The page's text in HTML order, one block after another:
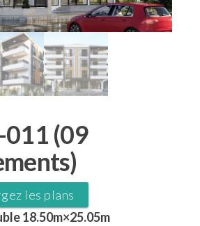
(09
les plans
18.50m×25.05m